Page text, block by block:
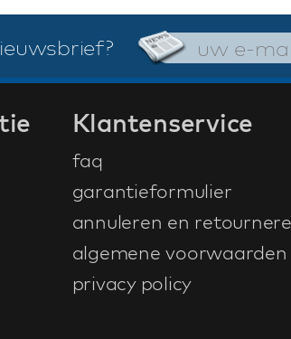
Klantenservice
faq
garantieformulier
annuleren en
algemene voorwaarden
privacy policy